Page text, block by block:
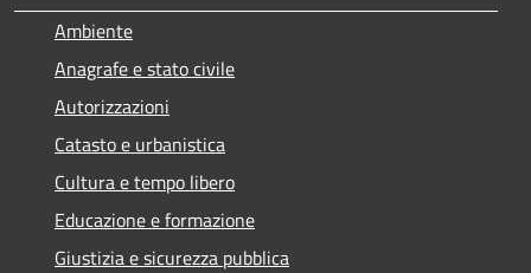
Ambiente
Anagrafe e stato civile
Autorizzazioni
Catasto e urbanistica
Cultura e tempo libero
Educazione e formazione
Giustizia e sicurezza pubblica